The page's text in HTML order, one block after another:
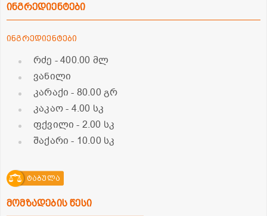
ინგრედიენტები
ინგრედიენტები
რძე - 400.00 მლ
ვანილი
კარაქი- 80.00 გრ
კაკაო- 4.00 სკ
ფქვილი- 2.00 სკ
შაქარი- 10.00 სკ
ტაბულა
მომზადების წესი